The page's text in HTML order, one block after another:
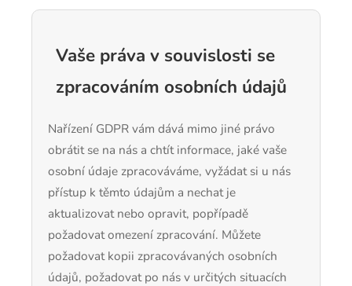
Vaše práva v souvislosti se
zpracováním osobních údajů
Nařízení GDPR vám dává mimo jiné právo
obrátit se na nás a chtít informace, jaké vaše
osobní údaje zpracováváme, vyžádat si u nás
přístup k těmto údajům a nechat je
aktualizovat nebo opravit, popřípadě
požadovat omezení zpracování. Můžete
požadovat kopii zpracovávaných osobních
údajů, požadovat po nás v určitých situacích